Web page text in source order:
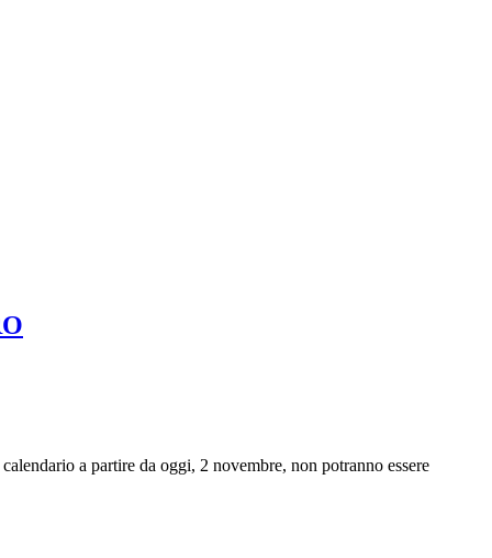
a partire da oggi, 2 novembre, non potranno essere